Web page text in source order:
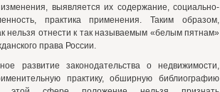
выявляется их содержание, социально-
практика применения. Таким образом,
нельзя отнести к так называемым «белым пятнам»
права России.
развитие законодательства о недвижимости,
практику, обширную библиографию